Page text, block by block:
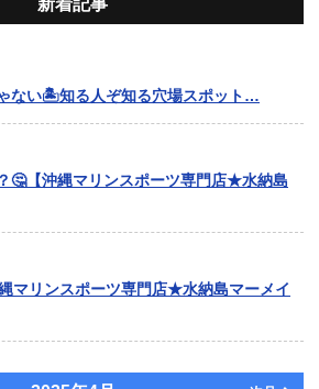
ない🏝️知る人ぞ知る穴場スポット…
🤔【沖縄マリンスポーツ専門店★水納島
マリンスポーツ専門店★水納島マーメイ